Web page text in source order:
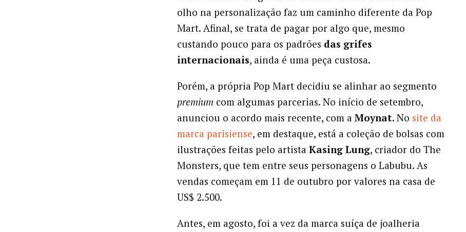
olho na personalização faz um caminho diferente da Pop
Mart. Afinal, se trata de pagar por algo que, mesmo
custando pouco para os padrões das grifes
internacionais, ainda é uma peça custosa.
Porém, a própria Pop Mart decidiu se alinhar ao segmento
premium com algumas parcerias. No início de setembro,
anunciou o acordo mais recente, com a Moynat. No site da
marca parisiense, em destaque, está a coleção de bolsas com
ilustrações feitas pelo artista Kasing Lung, criador do The
Monsters, que tem entre seus personagens o Labubu. As
vendas começam em 11 de outubro por valores na casa de
US$ 2.500.
Antes, em agosto, foi a vez da marca suíça de joalheria